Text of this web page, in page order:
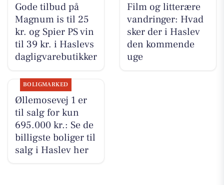
Gode tilbud på
Magnum is til 25
kr. og Spier PS vin
til 39 kr. i Haslevs
dagligvarebutikker
Film og litterære
vandringer: Hvad
sker der i Haslev
den kommende
uge
BOLIGMARKED
Øllemosevej 1 er
til salg for kun
695.000 kr.: Se de
billigste boliger til
salg i Haslev her